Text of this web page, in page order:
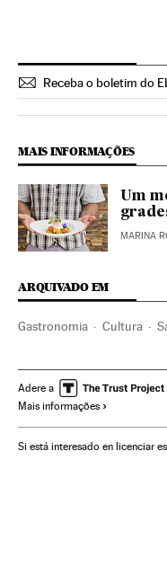
Receba o boletim do
MAIS INFORMAÇÕES
Um
MARINA
ARQUIVADO EM
Gastronomia Cultura
Receitas cozinha Hotelaria
El Pais Semanal
Adere a
Mais informações
Si está interesado en licenciar